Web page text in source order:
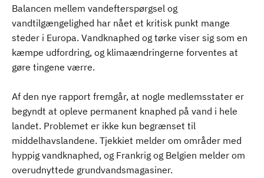
Balancen mellem vandefterspørgsel og
vandtilgængelighed har nået et kritisk punkt mange
steder i Europa. Vandknaphed og tørke viser sig som en
kæmpe udfordring, og klimaændringerne forventes at
gøre tingene værre.
Af den nye rapport fremgår, at nogle medlemsstater er
begyndt at opleve permanent knaphed på vand i hele
landet. Problemet er ikke kun begrænset til
middelhavslandene. Tjekkiet melder om områder med
hyppig vandknaphed, og Frankrig og Belgien melder om
overudnyttede grundvandsmagasiner.